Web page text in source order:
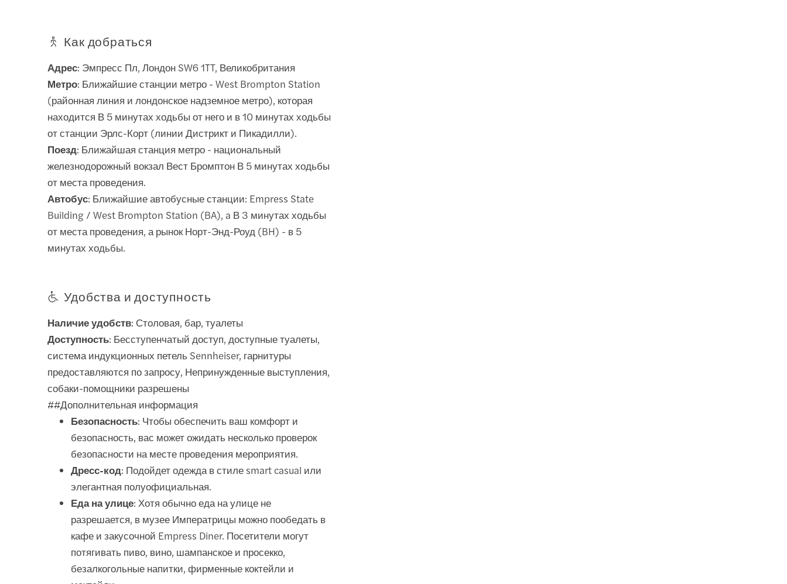
Как добраться
Адрес: Эмпресс Пл, Лондон SW6 1TT, Великобритания
Метро: Ближайшие станции метро - West Brompton Station
(районная линия и лондонское надземное метро), которая
находится В 5 минутах ходьбы от него и в 10 минутах ходьбы
от станции Эрлс-Корт (линии Дистрикт и Пикадилли).
Поезд: Ближайшая станция метро - национальный
железнодорожный вокзал Вест Бромптон В 5 минутах ходьбы
от места проведения.
Автобус: Ближайшие автобусные станции: Empress State
Building / West Brompton Station (BA), a В 3 минутах ходьбы
от места проведения, а рынок Норт-Энд-Роуд (BH) - в 5
минутах ходьбы.
Удобства и доступность
Наличие удобств: Столовая, бар, туалеты
Доступность: Бесступенчатый доступ, доступные туалеты,
система индукционных петель Sennheiser, гарнитуры
предоставляются по запросу, Непринужденные выступления,
собаки-помощники разрешены
##Дополнительная информация
Безопасность: Чтобы обеспечить ваш комфорт и
безопасность, вас может ожидать несколько проверок
безопасности на месте проведения мероприятия.
Дресс-код: Подойдет одежда в стиле smart casual или
элегантная полуофициальная.
Еда на улице: Хотя обычно еда на улице не
разрешается, в музее Императрицы можно пообедать в
кафе и закусочной Empress Diner. Посетители могут
потягивать пиво, вино, шампанское и просекко,
безалкогольные напитки, фирменные коктейли и